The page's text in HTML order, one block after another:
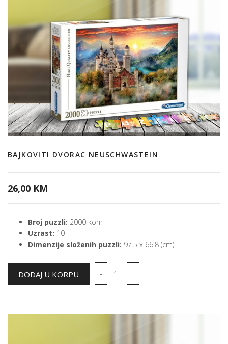
BAJKOVITI DVORAC NEUSCHWASTEIN
26,00 KM
Broj puzzli: 2000 kom
Uzrast: 10+
Dimenzije složenih puzzli: 97.5 x 66.8 (cm)